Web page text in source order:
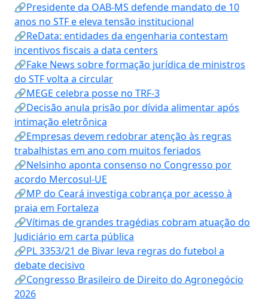
🔗Presidente da OAB-MS defende mandato de 10
anos no STF e eleva tensão institucional
🔗ReData: entidades da engenharia contestam
incentivos fiscais a data centers
🔗Fake News sobre formação jurídica de ministros
do STF volta a circular
🔗MEGE celebra posse no TRF-3
🔗Decisão anula prisão por dívida alimentar após
intimação eletrônica
🔗Empresas devem redobrar atenção às regras
trabalhistas em ano com muitos feriados
🔗Nelsinho aponta consenso no Congresso por
acordo Mercosul-UE
🔗MP do Ceará investiga cobrança por acesso à
praia em Fortaleza
🔗Vítimas de grandes tragédias cobram atuação do
Judiciário em carta pública
🔗PL 3353/21 de Bivar leva regras do futebol a
debate decisivo
🔗Congresso Brasileiro de Direito do Agronegócio
2026